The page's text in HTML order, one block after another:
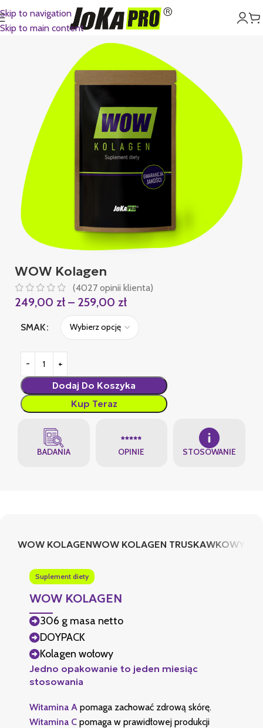
Skip to navigation
Skip to main content
WOW Kolagen
(4027 opinii klienta)
249,00 zł – 259,00 zł
SMAK
Dodaj Do Koszyka
Kup Teraz
BADANIA OPINIE STOSOWANIE
WOW KOLAGENWOW KOLAGEN TRUSKAWKOWY
Suplement diety
WOW KOLAGEN
306 g masa netto
DOYPACK
Kolagen wołowy
Jedno opakowanie to jeden miesiąc
stosowania
Witamina A pomaga zachować zdrową skórę.
Witamina C pomaga w prawidłowej produkcji